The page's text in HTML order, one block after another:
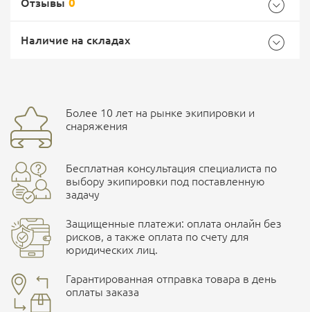
Доставка Почтой России
EMS Почта России
Доставка курьерской службой СДЭК -
Наличные при самовывозе
Размер 56/182
Бренд
Страна производитель
Характеристики комплектаций
Размер
50/176, 52/176, 54/182, 56/182, 54/176, 48/176, 52/182,
48/182, 54/188, 56/188, 58/176, 58/182, 50/182, 46/176,
46/170, 52/188
Отзывы 0
Ваш отзыв
Наличие на складах
улица Маяковского, 10
ПОДРОБНЕЕ О СКЛАДЕ
Более 10 лет на рынке экипировки и
снаряжения
Бесплатная консультация специалиста по
выбору экипировки под поставленную
задачу
Защищенные платежи: оплата онлайн без
рисков, а также оплата по счету для
юридических лиц.
Гарантированная отправка товара в день
оплаты заказа